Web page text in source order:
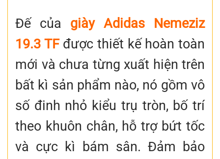
Đế của giày Adidas Nemeziz
19.3 TFđược thiết kế hoàn toàn
mới và chưa từng xuất hiện trên
bất kì sản phẩm nào, nó gồm vô
số đinh nhỏ kiểu trụ tròn, bố trí
theo khuôn chân, hỗ trợ bứt tốc
và cực kì bám sân. Đảm bảo